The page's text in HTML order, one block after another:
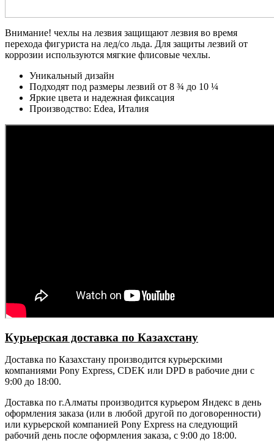
Внимание! чехлы на лезвия защищают лезвия во время
перехода фигуриста на лед/со льда. Для защиты лезвий от
коррозии используются мягкие флисовые чехлы.
Уникальный дизайн
Подходят под размеры лезвий от 8 ¾ до 10 ¼
Яркие цвета и надежная фиксация
Производство: Edea, Италия
Курьерская доставка по Казахстану
Доставка по Казахстану производится курьерскими
компаниями Pony Express, CDEK или DPD в рабочие дни с
9:00 до 18:00.
Доставка по г.Алматы производится курьером Яндекс в день
оформления заказа (или в любой другой по договоренности)
или курьерской компанией Pony Express на следующий
рабочий день после оформления заказа, с 9:00 до 18:00.